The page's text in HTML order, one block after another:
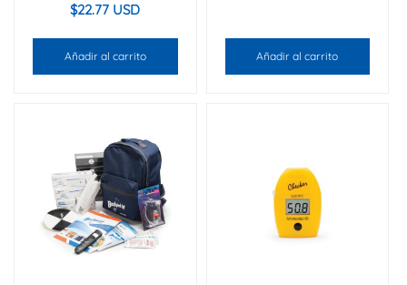
$22.77 USD
Añadir al carrito Añadir al carrito